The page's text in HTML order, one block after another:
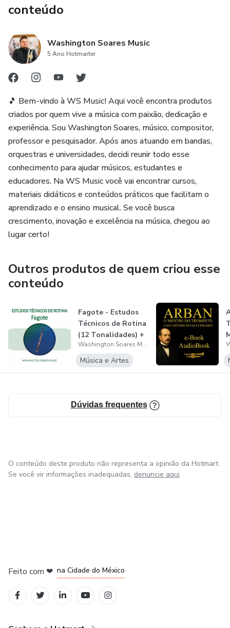
conteúdo
Washington Soares Music
5 Ano Hotmarter
🎵 Bem-vindo à WS Music! Aqui você encontra produtos
criados por quem vive a música com paixão, dedicação e
experiência. Sou Washington Soares, músico, compositor,
professor e pesquisador. Após anos atuando em bandas,
orquestras e universidades, decidi reunir todo esse
conhecimento para ajudar músicos, estudantes e
educadores. Na WS Music você vai encontrar cursos,
materiais didáticos e conteúdos práticos que facilitam o
aprendizado e o ensino musical. Se você busca
crescimento, inovação e excelência na música, chegou ao
lugar certo!
Outros produtos de quem criou esse
conteúdo
Fagote - Estudos
Técnicos de Rotina
(12 Tonalidades) +
Play...
Washington Soares Music
Música e Artes
Dúvidas frequentes
O conteúdo deste produto não representa a opinião da Hotmart.
Se você vir informações inadequadas, denuncie aqui
Feito com ❤ na Cidade do México